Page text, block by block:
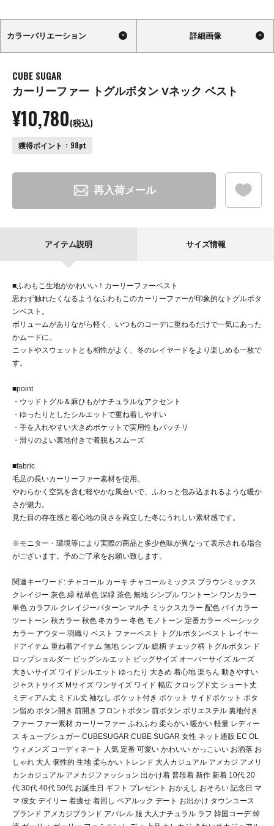
カラーバリエーション 詳細画像
CUBE SUGAR
カーリーファー トグルボタン Vネック ベスト
¥10,780(税込)
獲得ポイント 98pt
再入荷メール
お
アイテム説明 サイズ情報
■ふわもこ生地がかわいい！カーリーファーベスト
思わず触れたくなるようなふわもこのカーリーファーが印象的なトグルボタ
ンベスト。
ボリュームがありながら軽く、いつものコーデに重ねるだけで一気にあった
かムードに。
ニットやスウェットとも相性がよく、冬のレイヤードをより楽しめる一枚で
す。
■point
・ウッドトグル＆麻ひもがナチュラルなアクセント
・ゆったりとしたシルエットで重ね着しやすい
・手を入れやすい大きめポケットで実用性もバッチリ
・滑りのよい裏地付きで着脱もスムーズ
■fabric
毛足の長いカーリーファー素材を使用。
やわらかく空気を含む軽やかな風合いで、ふわっと包み込まれるような暖か
さが魅力。
見た目の存在感と着心地の良さを両立した冬にうれしい素材感です。
※モニター・環境等により実際の商品と多少色味が異なって表示される場合
がございます。予めご了承をお願い致します。
関連キーワード: チャコール カーキ チャコールミックス ブラウンミックス
クレイジー 灰色 緑 枯草色 深緑 茶色 無地 シンプル ワントーン ワンカラー
単色 カラフル クレイジーパターン マルチ ミックスカラー 配色 バイカラー
ツートーン 秋カラー 秋色 冬カラー 冬色 モノトーン 定番カラー ベーシック
カラー アウター 羽織り ベスト ファーベスト トグルボタンベスト レイヤー
ドアイテム 重ね着アイテム 無地 シンプル 総柄 チェック柄 トグルボタン ド
ロップショルダー ビッグシルエット ビッグサイズ オーバーサイズ ルーズ
大きいサイズ ワイドシルエット ゆったり 大きめ 着心地 楽ちん 動きやすい
ジャストサイズ Mサイズ ワンサイズ ワイド 幅広 クロップド丈 ショート丈
ミディアム丈 ミドル丈 袖なし ポケット付き ポケット サイドポケット ボタ
ン留め ボタン開き 前開き フロントボタン 前ボタン ポリエステル 裏地付き
ファー ファー素材 カーリーファー ふわふわ 柔らかい 暖かい 軽量 レディー
ス キューブシュガー CUBESUGAR CUBE SUGAR 女性 ネット通販 EC OL
ウィメンズ コーディネート 人気 定番 可愛い かわいい かっこいい お洒落 お
しゃれ 大人 個性的 生地 柔らかい トレンド 大人カジュアル アメカジ アメリ
カンカジュアル アメカジファッション 出かけ着 普段着 新作 新着 10代 20
代 30代 40代 50代 お誕生日 ギフト プレゼント おかえし おそろい 記念日 マ
マ 彼女 デイリー 着痩せ 着回し ペアルック デート お出かけ タウンユース
ブランド アメカジブランド アパレル 服 大人ナチュラル ラフ 韓国コーデ 韓